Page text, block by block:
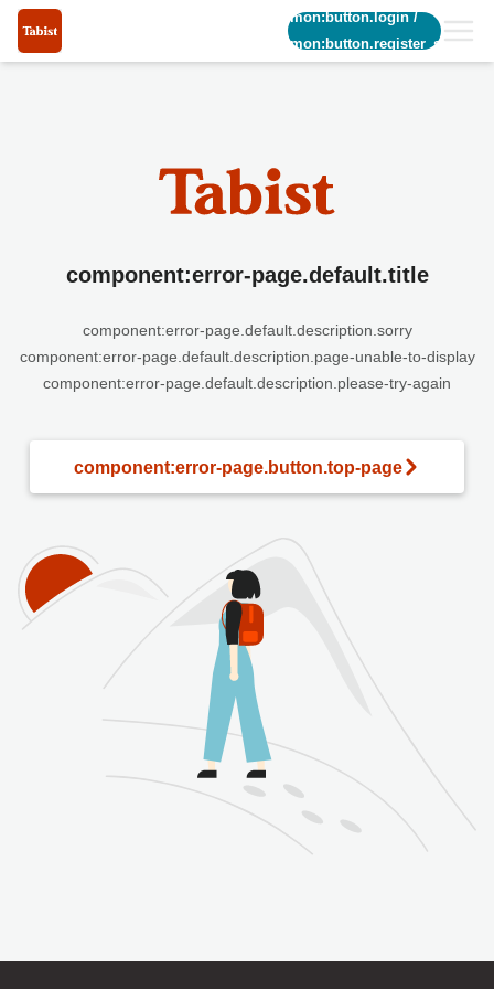
common:button.login/
common:button.register_short
component:error-page.default.title
component:error-page.default.description.sorry
component:error-page.default.description.page-unable-to-display
component:error-page.default.description.please-try-again
component:error-page.button.top-page